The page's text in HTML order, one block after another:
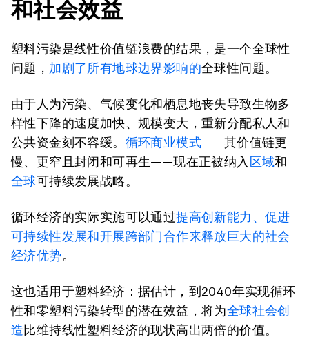
和社会效益
塑料污染是线性价值链浪费的结果，是一个全球性
问题， 加剧了所有地球边界影响的全球性问题。
由于人为污染、气候变化和栖息地丧失导致生物多
样性下降的速度加快、规模变大，重新分配私人和
公共资金刻不容缓。 循环商业模式——其价值链更
慢、更窄且封闭和可再生——现在正被纳入 区域和
全球可持续发展战略。
循环经济的实际实施可以通过提高创新能力、促进
可持续性发展和开展跨部门合作来释放巨大的社会
经济优势。
这也适用于塑料经济：据估计，到2040年实现循环
性和零塑料污染转型的潜在效益，将为全球社会创
造比维持线性塑料经济的现状高出两倍的价值。